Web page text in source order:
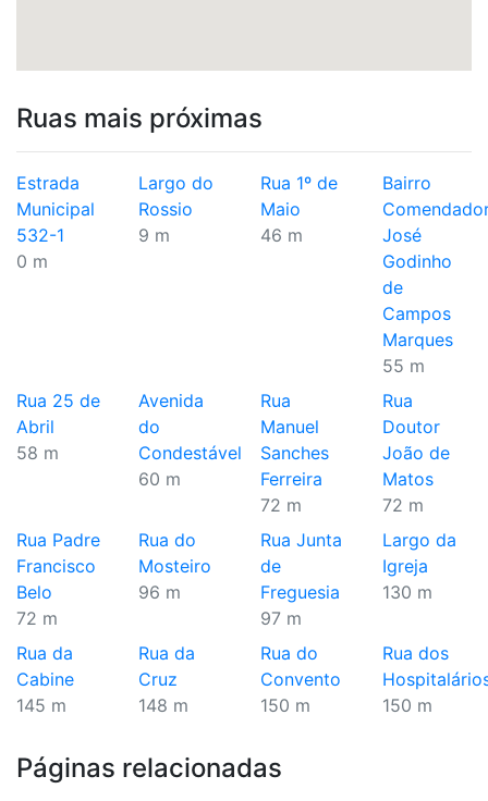
Ruas mais próximas
Estrada
Municipal
532-1
0 m
Largo do
Rossio
9 m
Rua 1º de
Maio
46 m
Bairro
José
Godinho
de
Campos
Marques
55 m
Rua 25 de
Abril
58 m
Avenida
do
Condestável
60 m
Rua
Manuel
Sanches
Ferreira
72 m
Rua
Doutor
João de
Matos
72 m
Rua Padre
Francisco
Belo
72 m
Rua do
Mosteiro
96 m
Rua Junta
de
Freguesia
97 m
Largo da
Igreja
130 m
Rua da
Cabine
145 m
Rua da
Cruz
148 m
Rua do
Convento
150 m
Rua dos
150 m
Páginas relacionadas